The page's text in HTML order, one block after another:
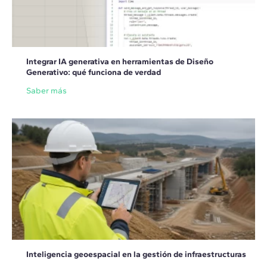
Integrar IA generativa en herramientas de Diseño
Generativo: qué funciona de verdad
Saber más
Inteligencia geoespacial en la gestión de infraestructuras